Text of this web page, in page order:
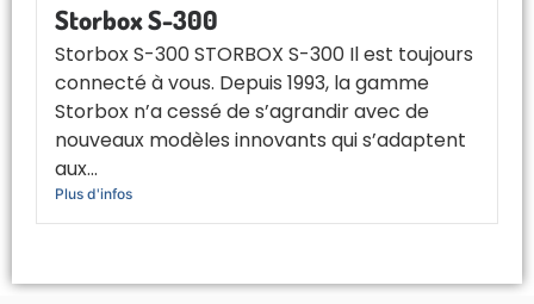
Storbox S-300
Storbox S-300 STORBOX S-300 Il est toujours
connecté à vous. Depuis 1993, la gamme
Storbox n’a cessé de s’agrandir avec de
nouveaux modèles innovants qui s’adaptent
aux...
Plus d'infos